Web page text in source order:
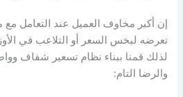
إن أكبر مخاوف العميل عند التعامل
تعرضه لبخس السعر أو التلاعب في
لذلك قمنا ببناء نظام تسعير شفاف
والرضا التام: